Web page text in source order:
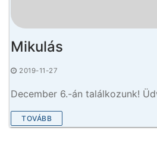
Mikulás
2019-11-27
December 6.-án találkozunk!
TOVÁBB